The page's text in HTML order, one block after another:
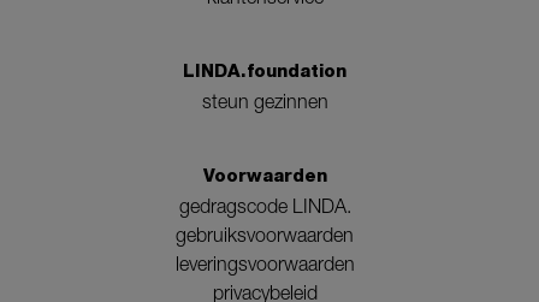
LINDA.foundation
steun gezinnen
Voorwaarden
gedragscode LINDA.
gebruiksvoorwaarden
leveringsvoorwaarden
privacybeleid